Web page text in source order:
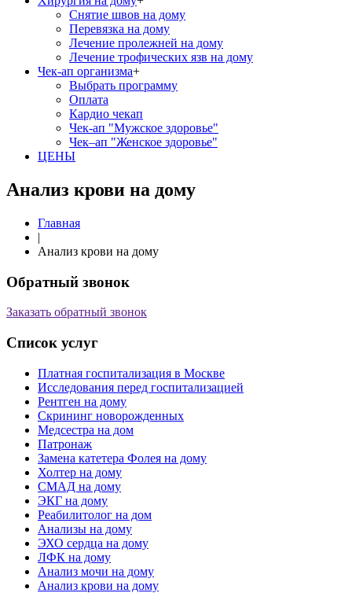
Снятие швов на дому
Перевязка на дому
Лечение пролежней на дому
Лечение трофических язв на дому
Чек-ап организма+
Выбрать программу
Оплата
Кардио чекап
Чек-ап "Мужское здоровье"
Чек–ап "Женское здоровье"
ЦЕНЫ
Анализ крови на дому
Главная
|
Анализ крови на дому
Обратный звонок
Заказать обратный звонок
Список услуг
Платная госпитализация в Москве
Исследования перед госпитализацией
Рентген на дому
Скрининг новорожденных
Медсестра на дом
Патронаж
Замена катетера Фолея на дому
Холтер на дому
СМАД на дому
ЭКГ на дому
Реабилитолог на дом
Анализы на дому
ЭХО сердца на дому
ЛФК на дому
Анализ мочи на дому
Анализ крови на дому